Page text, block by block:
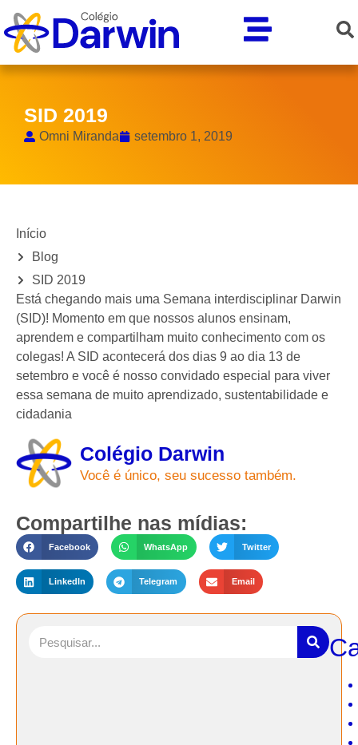
SID 2019
Omni Miranda setembro 1, 2019
Início
Blog
SID 2019
Está chegando mais uma Semana interdisciplinar Darwin
(SID)! Momento em que nossos alunos ensinam,
aprendem e compartilham muito conhecimento com os
colegas! A SID acontecerá dos dias 9 ao dia 13 de
setembro e você é nosso convidado especial para viver
essa semana de muito aprendizado, sustentabilidade e
cidadania
Colégio Darwin
Você é único, seu sucesso também.
Compartilhe nas mídias:
Facebook WhatsApp Twitter
LinkedIn Telegram Email